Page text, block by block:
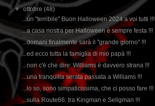
▼ottobre(48)
...un "terribile" Buon Halloween 2024 a voi tutti !!!
...a casa nostra per Halloween è sempre festa !!!
...domani finalmente sarà il "grande giorno" !!!
...ed ecco tutta la famiglia di mio papà !!!
...non c'è che dire: Williams è davvero strana !!!
...una tranquilla serata passata a Williams !!!
...lo so, sono simpaticissima, che ci posso fare !!!
...sulla Route66: tra Kingman e Seligman !!!